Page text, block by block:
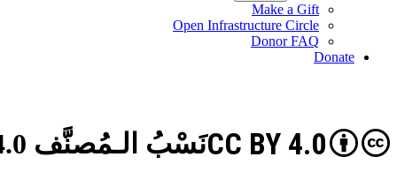
Make a Gift
Open Infrastructure Circle
Donor FAQ
Donate
نَسْبُ الـمُصنَّف 4.0 دوليCC BY 4.0